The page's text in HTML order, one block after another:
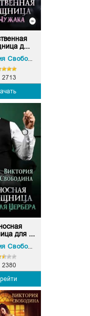
д...
Виктория Свободина
2713
для ...
Виктория Свободина
2380